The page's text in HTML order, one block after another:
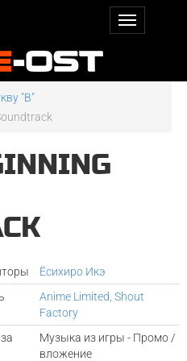
"B"
Ёсихиро Икэ
Anime Limited, Shout
Factory
Музыка из игры - Промо /
вложение